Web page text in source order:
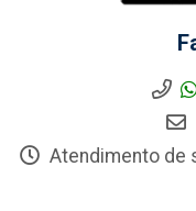
Atendimento de